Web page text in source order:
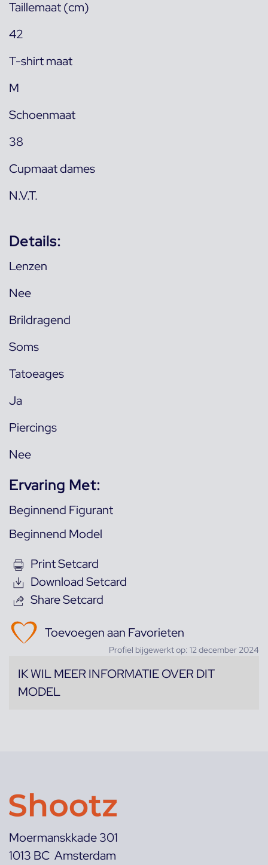
Taillemaat (cm)
42
T-shirt maat
M
Schoenmaat
38
Cupmaat dames
N.V.T.
Details:
Lenzen
Nee
Brildragend
Soms
Tatoeages
Ja
Piercings
Nee
Ervaring Met:
Beginnend Figurant
Beginnend Model
Print Setcard
Download Setcard
Share Setcard
Toevoegen aan Favorieten
Profiel bijgewerkt op: 12 december 2024
IK WIL MEER INFORMATIE OVER DIT
MODEL
Moermanskkade 301
1013 BC Amsterdam